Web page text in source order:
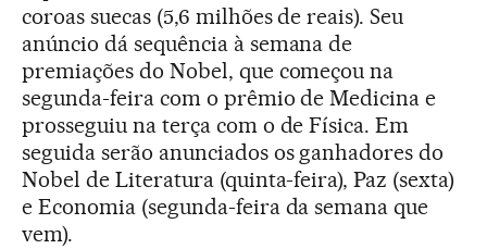
coroas suecas (5,6 milhões de reais). Seu
anúncio dá sequência à semana de
premiações do Nobel, que começou na
segunda-feira com o prêmio de Medicina e
prosseguiu na terça com o de Física. Em
seguida serão anunciados os ganhadores do
Nobel de Literatura (quinta-feira), Paz (sexta)
e Economia (segunda-feira da semana que
vem).